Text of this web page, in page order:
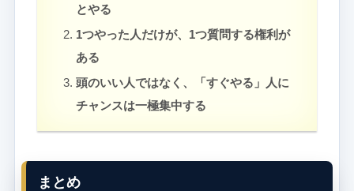
とやる
1つやった人だけが、1つ質問する権利が
ある
頭のいい人ではなく、「すぐやる」人に
チャンスは一極集中する
まとめ